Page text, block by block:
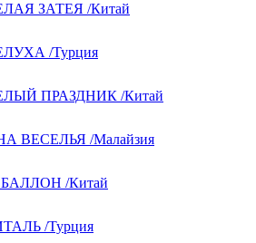
ЗАТЕЯ /Китай
/Турция
ПРАЗДНИК /Китай
ВЕСЕЛЬЯ /Малайзия
/Китай
/Турция